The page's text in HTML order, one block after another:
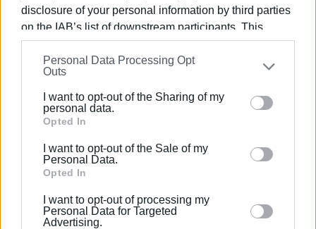
disclosure of your personal information by third parties
on the IAB’s list of downstream participants. This
information may also be disclosed by us to third parties
on theIAB’s List of Downstream Participants
that may
further disclose it to other third parties.
Please note that this website/app uses one or more
Google services and may gather and store information
behaviour. You may click to grant or deny consent to
Google and its third-party tags to use your data for
section.
Personal Data Processing Opt
Outs
I want to opt-out of the Sharing of my
personal data.
Opted In
I want to opt-out of the Sale of my
Personal Data.
Opted In
I want to opt-out of processing my
Personal Data for Targeted
Advertising.
ΕΛΕΝΗ ΚΟΡΩΝΑΚΗ
Εργάζεται στις Εκδόσεις Ενημέρωση από το
1990 σε θέσεις υψηλής ευθύνης. Ειδικεύεται στις
δημόσιες σχέσεις, το ελεύθερο και το
καλλιτεχνικό ρεπορτάζ.